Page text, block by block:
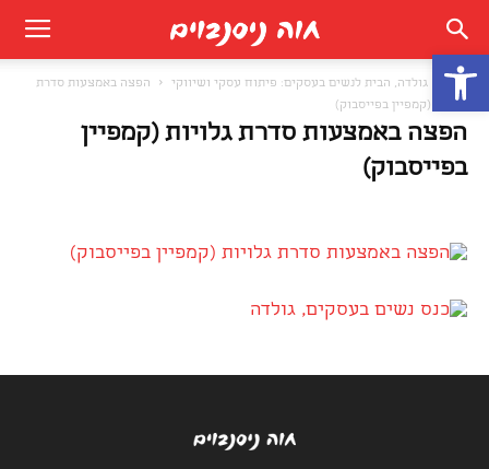
פתח סרגל נגישות
גולדה, הבית לנשים בעסקים: פיתוח עסקי ושיווקי
הפצה באמצעות סדרת
גלויות (קמפיין בפייסבוק)
הפצה באמצעות סדרת גלויות (קמפיין
בפייסבוק)